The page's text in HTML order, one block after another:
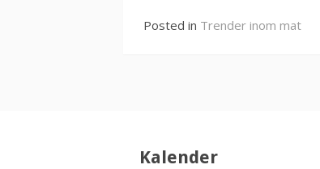
Posted in Trender inom mat
Kalender